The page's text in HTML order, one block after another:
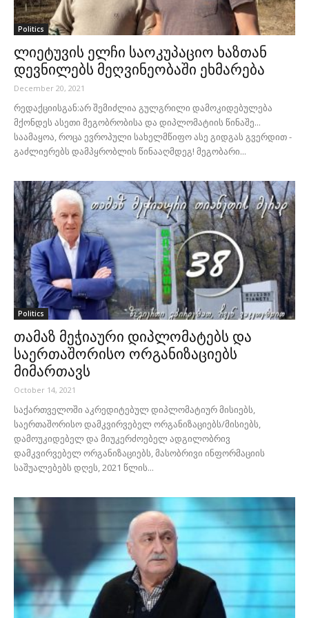
Politics
ლიეტუვის ელჩი საოკუპაციო ხაზთან
დევნილებს მეღვინეობაში ეხმარება
December 20, 2021
რედაქციისგან:არ შემიძლია გულგრილი დამოკიდებულება
მქონდეს ასეთი მეგობრობისა და დიპლომატიის წინაშე...
საამაყოა, როცა ევროპული სახელმწიფო ასე გიდგას გვერდით -
გაძლიერებს დამპყრობლის წინააღმდეგ! მეგობარი...
Politics
თამაზ მეჭიაური დიპლომატებს და
საერთაშორისო ორგანიზაციებს
მიმართავს
October 14, 2021
საქართველოში აკრედიტებულ დიპლომატიურ მისიებს,
საერთაშორისო დამკვირვებელ ორგანიზაციებს/მისიებს,
დამოუკიდებელ და მიუკერძოებელ ადგილობრივ
დამკვირვებელ ორგანიზაციებს, მასობრივი ინფორმაციის
საშუალებებს დღეს, 2021 წლის...